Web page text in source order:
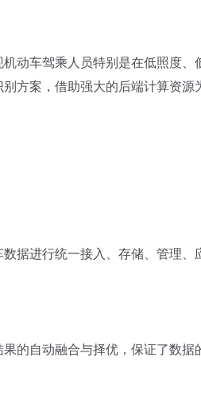
动车驾乘人员特别是在低照度、
方案，借助强大的后端计算资源
据进行统一接入、存储、管理、
的自动融合与择优，保证了数据